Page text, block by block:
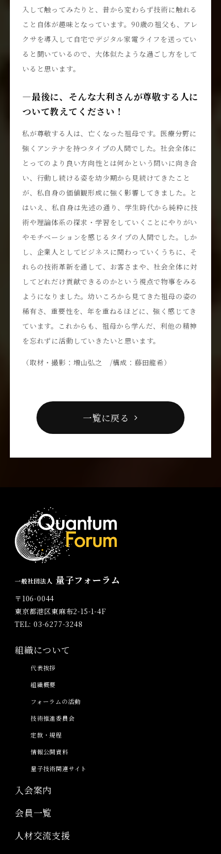
入して触ってみたりと、昔から変わらず技術に触れる
こと自体が趣味となっています。90歳の祖父も、アレ
クサを導入して自宅でデジタル家電ライフを送ってい
ると聞いているので、大体似たような過ごし方をして
いると思います。
―最後に、そんな大利さんが尊敬する人に
ついて教えてください！
私が尊敬する人は、亡くなった祖母です。医療分野に
強くアンテナを持つタイプの人間でした。社会全体に
とってのより良い方向性とは何かという問いに向き合
い、行動し続ける姿を幼少期から見続けてきたこと
が、私自身の価値観形成に強く影響してきました。と
はいえ、私自身は先述の通り、学生時代から純粋に技
術や理論体系の探求・学習をしていくことにやりがい
やモチベーションを感じるタイプの人間でした。しか
し、企業人としてビジネスに関わっていくうちに、そ
れらの技術革新を通して、お客さまや、社会全体に対
してどれだけ貢献できるのかという視点で物事をみる
ようになりました。幼いころから見てきた祖母の姿の
稀有さ、重要性を、年を重ねるほどに、強く感じてき
ています。これからも、祖母から学んだ、利他の精神
を忘れずに活動していきたいと思います。
（取材・撮影：増山弘之 /構成：藤田龍希）
一覧に戻る
一般社団法人 量子フォーラム
〒106-0044
東京都港区東麻布2-15-1-4F
TEL: 03-6277-3248
組織について
代表挨拶
組織概要
フォーラムの活動
技術推進委員会
定款・規程
情報公開資料
量子技術関連サイト
入会案内
会員一覧
人材交流支援